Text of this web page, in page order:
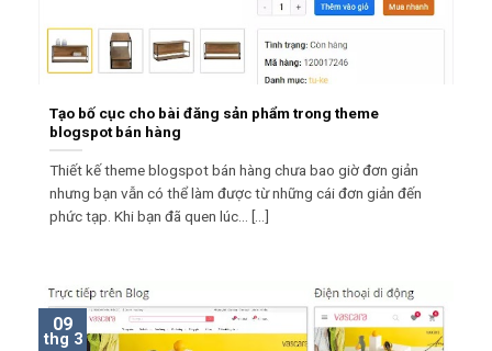
Tạo bố cục cho bài đăng sản phẩm trong theme
blogspot bán hàng
Thiết kế theme blogspot bán hàng chưa bao giờ đơn giản
nhưng bạn vẫn có thể làm được từ những cái đơn giản đến
phức tạp. Khi bạn đã quen lúc... [...]
09
thg 3